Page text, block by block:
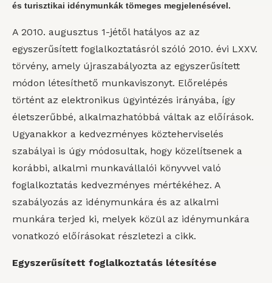
és turisztikai idénymunkák tömeges megjelenésével.
A 2010. augusztus 1-jétől hatályos az az
egyszerűsített foglalkoztatásról szóló 2010. évi LXXV.
törvény, amely újraszabályozta az egyszerűsített
módon létesíthető munkaviszonyt. Előrelépés
történt az elektronikus ügyintézés irányába, így
életszerűbbé, alkalmazhatóbbá váltak az előírások.
Ugyanakkor a kedvezményes közteherviselés
szabályai is úgy módosultak, hogy közelítsenek a
korábbi, alkalmi munkavállalói könyvvel való
foglalkoztatás kedvezményes mértékéhez. A
szabályozás az idénymunkára és az alkalmi
munkára terjed ki, melyek közül az idénymunkára
vonatkozó előírásokat részletezi a cikk.
Egyszerűsített foglalkoztatás létesítése